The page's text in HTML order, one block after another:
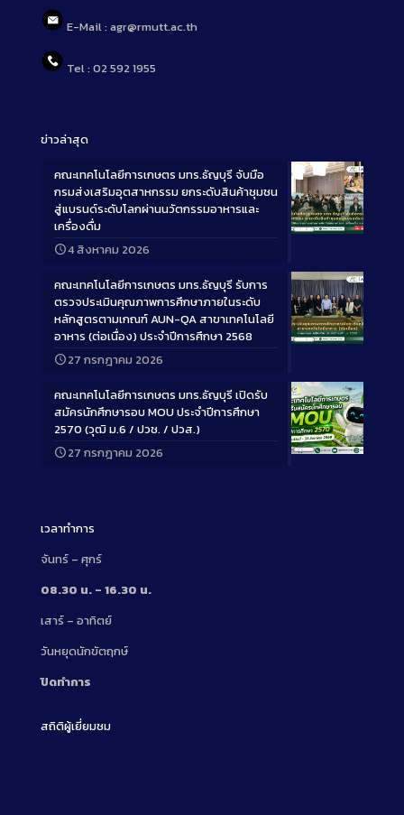
E-Mail : agr@rmutt.ac.th
Tel : 02 592 1955
ข่าวล่าสุด
Long
คณะเทคโนโลยีการเกษตร มทร.ธัญบุรี จับมือ
กรมส่งเสริมอุตสาหกรรม ยกระดับสินค้าชุมชน
สู่แบรนด์ระดับโลกผ่านนวัตกรรมอาหารและ
เครื่องดื่ม
4 สิงหาคม 2026
Long
คณะเทคโนโลยีการเกษตร มทร.ธัญบุรี รับการ
ตรวจประเมินคุณภาพการศึกษาภายในระดับ
หลักสูตรตามเกณฑ์ AUN-QA สาขาเทคโนโลยี
อาหาร (ต่อเนื่อง) ประจำปีการศึกษา 2568
27 กรกฎาคม 2026
Long
คณะเทคโนโลยีการเกษตร มทร.ธัญบุรี เปิดรับ
สมัครนักศึกษารอบ MOU ประจำปีการศึกษา
2570 (วุฒิ ม.6 / ปวช. / ปวส.)
27 กรกฎาคม 2026
เวลาทำการ
จันทร์ – ศุกร์
08.30 น. – 16.30 น.
เสาร์ – อาทิตย์
วันหยุดนักขัตฤกษ์
ปิดทำการ
สถิติผู้เยี่ยมชม